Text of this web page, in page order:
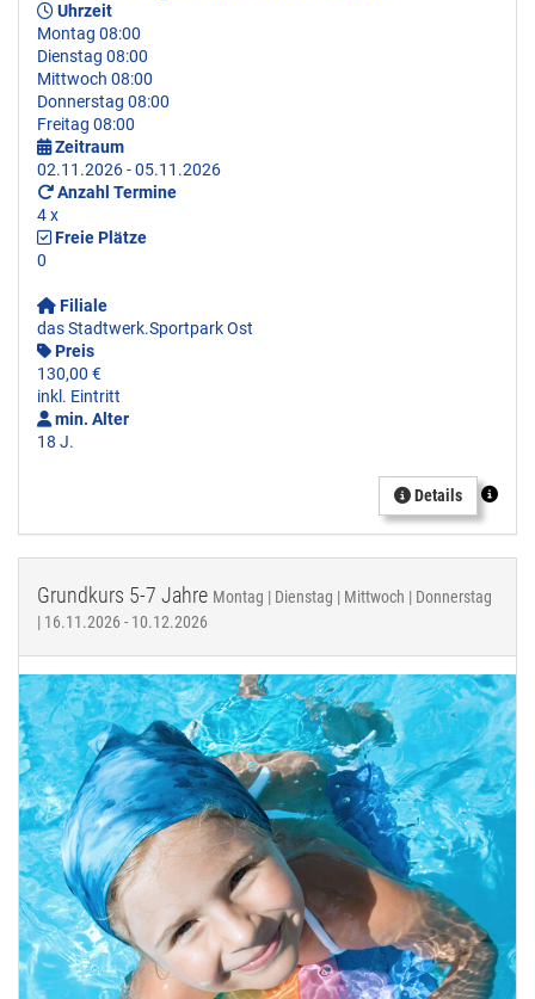
Uhrzeit
Montag 08:00
Dienstag 08:00
Mittwoch 08:00
Donnerstag 08:00
Freitag 08:00
Zeitraum
02.11.2026 - 05.11.2026
Anzahl Termine
4 x
Freie Plätze
0
Filiale
das Stadtwerk.Sportpark Ost
Preis
130,00 €
inkl. Eintritt
min. Alter
18 J.
Details
Grundkurs 5-7 Jahre Montag | Dienstag | Mittwoch | Donnerstag
| 16.11.2026 - 10.12.2026